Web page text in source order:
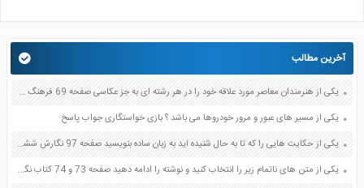
آخرین مطالب
یکی از هنرمندان معاصر مورد علاقه خود را در هر رشته ای به جز عکاسی صفحه 69 فرهنگ و هنر نهم
یکی از مسیر های عبور و مرور خودروها می باشد ؟ بازی خواستگاری جواب پاسخ
یکی از حکایت هایی را که تا به حال شنیده اید به زبان ساده بنویسید صفحه 97 نگارش ششم دبستان
یکی از متن های ناتمام زیر را انتخاب کنید و نوشته را ادامه دهید صفحه 73 و 74 کتاب نگارش فارسی پنجم دبستان